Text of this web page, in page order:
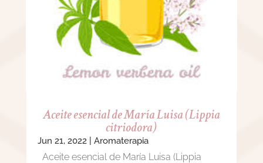
Aceite esencial de María Luisa (Lippia
citriodora)
Jun 21, 2022| Aromaterapia
Aceite esencial de María Luisa (Lippia